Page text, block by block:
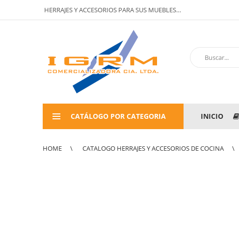
HERRAJES Y ACCESORIOS PARA SUS MUEBLES…
CATÁLOGO POR CATEGORIA INICIO
HOME CATALOGO HERRAJES Y ACCESORIOS DE COCINA